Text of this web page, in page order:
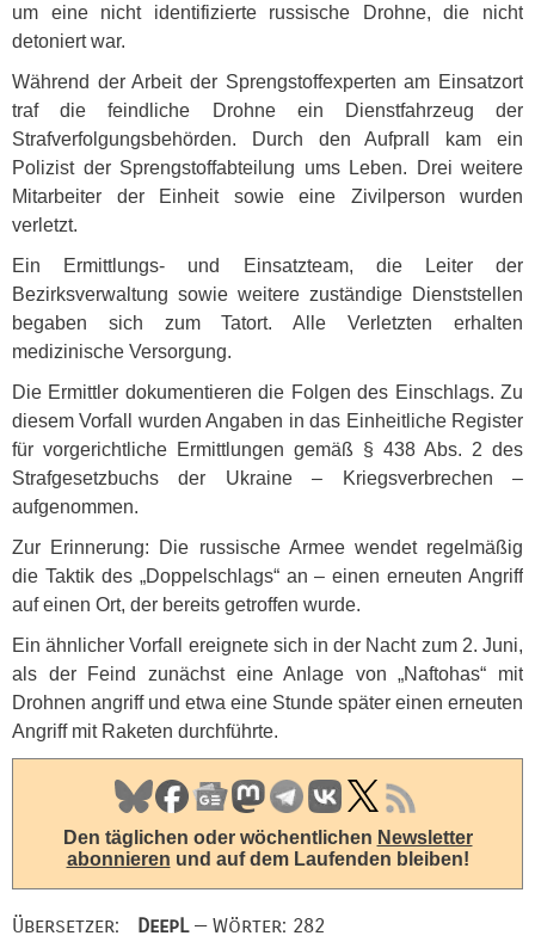
um eine nicht identifizierte russische Drohne, die nicht
detoniert war.
Während der Arbeit der Sprengstoffexperten am Einsatzort
traf die feindliche Drohne ein Dienstfahrzeug der
Strafverfolgungsbehörden. Durch den Aufprall kam ein
Polizist der Sprengstoffabteilung ums Leben. Drei weitere
Mitarbeiter der Einheit sowie eine Zivilperson wurden
verletzt.
Ein Ermittlungs- und Einsatzteam, die Leiter der
Bezirksverwaltung sowie weitere zuständige Dienststellen
begaben sich zum Tatort. Alle Verletzten erhalten
medizinische Versorgung.
Die Ermittler dokumentieren die Folgen des Einschlags. Zu
diesem Vorfall wurden Angaben in das Einheitliche Register
für vorgerichtliche Ermittlungen gemäß § 438 Abs. 2 des
Strafgesetzbuchs der Ukraine – Kriegsverbrechen –
aufgenommen.
Zur Erinnerung: Die russische Armee wendet regelmäßig
die Taktik des „Doppelschlags“ an – einen erneuten Angriff
auf einen Ort, der bereits getroffen wurde.
Ein ähnlicher Vorfall ereignete sich in der Nacht zum 2. Juni,
als der Feind zunächst eine Anlage von „Naftohas“ mit
Drohnen angriff und etwa eine Stunde später einen erneuten
Angriff mit Raketen durchführte.
Den täglichen oder wöchentlichen Newsletter
abonnieren und auf dem Laufenden bleiben!
Übersetzer: DeepL— Wörter: 282